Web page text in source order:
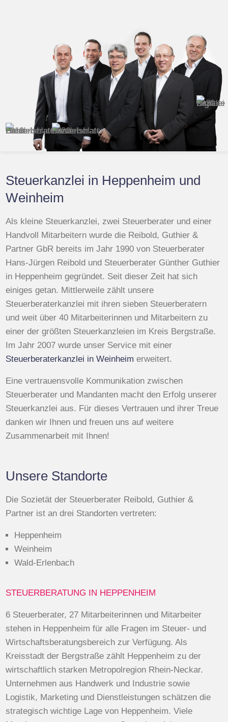
Steuerkanzlei in Heppenheim und
Weinheim
Als kleine Steuerkanzlei, zwei Steuerberater und einer
Handvoll Mitarbeitern wurde die Reibold, Guthier &
Partner GbR bereits im Jahr 1990 von Steuerberater
Hans-Jürgen Reibold und Steuerberater Günther Guthier
in Heppenheim gegründet. Seit dieser Zeit hat sich
einiges getan. Mittlerweile zählt unsere
Steuerberaterkanzlei mit ihren sieben Steuerberatern
und weit über 40 Mitarbeiterinnen und Mitarbeitern zu
einer der größten Steuerkanzleien im Kreis Bergstraße.
Im Jahr 2007 wurde unser Service mit einer
Steuerberaterkanzlei in Weinheim erweitert.
Eine vertrauensvolle Kommunikation zwischen
Steuerberater und Mandanten macht den Erfolg unserer
Steuerkanzlei aus. Für dieses Vertrauen und ihrer Treue
danken wir Ihnen und freuen uns auf weitere
Zusammenarbeit mit Ihnen!
Unsere Standorte
Die Sozietät der Steuerberater Reibold, Guthier &
Partner ist an drei Standorten vertreten:
Heppenheim
Weinheim
Wald-Erlenbach
STEUERBERATUNG IN HEPPENHEIM
6 Steuerberater, 27 Mitarbeiterinnen und Mitarbeiter
stehen in Heppenheim für alle Fragen im Steuer- und
Wirtschaftsberatungsbereich zur Verfügung. Als
Kreisstadt der Bergstraße zählt Heppenheim zu der
wirtschaftlich starken Metropolregion Rhein-Neckar.
Unternehmen aus Handwerk und Industrie sowie
Logistik, Marketing und Dienstleistungen schätzen die
strategisch wichtige Lage von Heppenheim. Viele